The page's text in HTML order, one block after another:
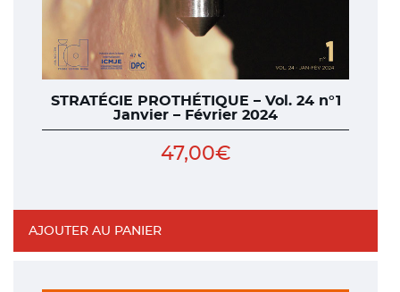
STRATÉGIE PROTHÉTIQUE – Vol. 24 n°1
Janvier – Février 2024
47,00€
AJOUTER AU PANIER